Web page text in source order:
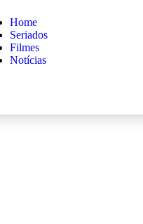
Home
Seriados
Filmes
Notícias